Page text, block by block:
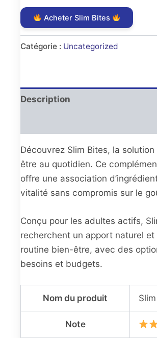
price
was:
€49.00.
price
is:
€23.00.
Acheter Slim Bites
Catégorie : Uncategorized
Description
Découvrez Slim Bites, la
être au quotidien. Ce
offre une association
vitalité sans compromis sur le
Conçu pour les adultes actifs,
recherchent un apport naturel
routine bien-être, avec des
besoins et budgets.
Nom du produit
Note